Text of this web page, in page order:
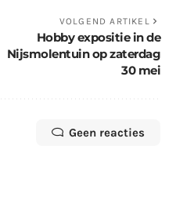
VOLGEND ARTIKEL
Hobby expositie in de
Nijsmolentuin op zaterdag
30 mei
Geen reacties